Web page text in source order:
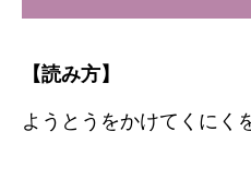
【読み方】
ようとうをかけてくにく